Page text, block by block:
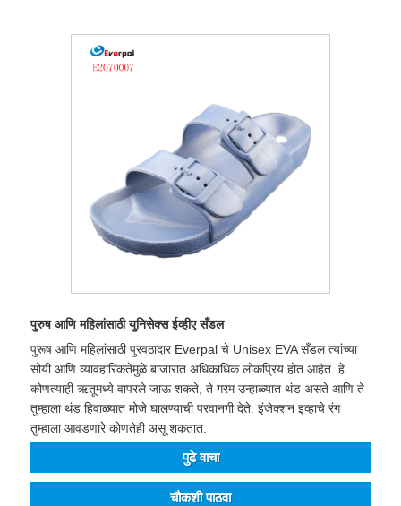
पुरुष आणि महिलांसाठी युनिसेक्स ईव्हीए सँडल
पुरूष आणि महिलांसाठी पुरवठादार Everpal चे Unisex EVA सँडल त्यांच्या
सोयी आणि व्यावहारिकतेमुळे बाजारात अधिकाधिक लोकप्रिय होत आहेत. हे
कोणत्याही ऋतूमध्ये वापरले जाऊ शकते, ते गरम उन्हाळ्यात थंड असते आणि ते
तुम्हाला थंड हिवाळ्यात मोजे घालण्याची परवानगी देते. इंजेक्शन इव्हाचे रंग
तुम्हाला आवडणारे कोणतेही असू शकतात.
पुढे वाचा
चौकशी पाठवा